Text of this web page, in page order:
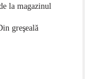
la magazinul
greşeală